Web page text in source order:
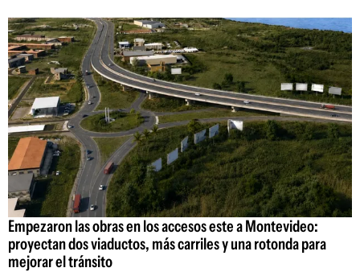
Empezaron las obras en los accesos este a Montevideo:
proyectan dos viaductos, más carriles y una rotonda para
mejorar el tránsito